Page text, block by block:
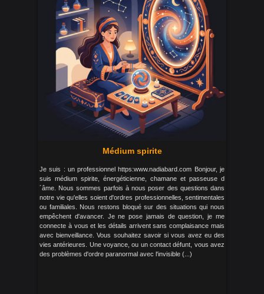
Médium spirite
Je suis : un professionnel https:www.nadiabard.com Bonjour, je
suis médium spirite, énergéticienne, chamane et passeuse d
´âme. Nous sommes parfois à nous poser des questions dans
notre vie qu'elles soient d'ordres professionnelles, sentimentales
ou familiales. Nous restons bloqué sur des situations qui nous
empêchent d'avancer. Je ne pose jamais de question, je me
connecte à vous et les détails arrivent sans complaisance mais
avec bienveillance. Vous souhaitez savoir si vous avez eu des
vies antérieures. Une voyance, ou un contact défunt, vous avez
des problèmes d'ordre paranormal avec l'invisible (...)